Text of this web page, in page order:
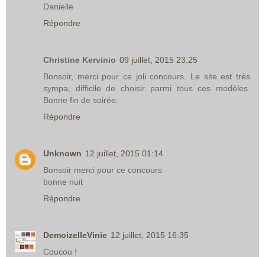
Danielle
Répondre
Christine Kervinio 09 juillet, 2015 23:25
Bonsoir, merci pour ce joli concours. Le site est très
sympa, difficile de choisir parmi tous ces modèles.
Bonne fin de soirée.
Répondre
Unknown 12 juillet, 2015 01:14
Bonsoir merci pour ce concours
bonne nuit
Répondre
DemoizelleVinie 12 juillet, 2015 16:35
Coucou !